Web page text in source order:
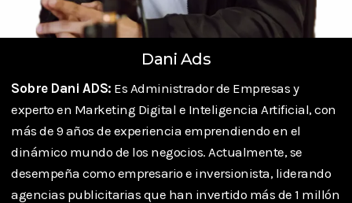
Dani Ads
Sobre Dani ADS: Es Administrador de Empresas y
experto en Marketing Digital e Inteligencia Artificial, con
más de 9 años de experiencia emprendiendo en el
dinámico mundo de los negocios. Actualmente, se
desempeña como empresario e inversionista, liderando
agencias publicitarias que han invertido más de 1 millón